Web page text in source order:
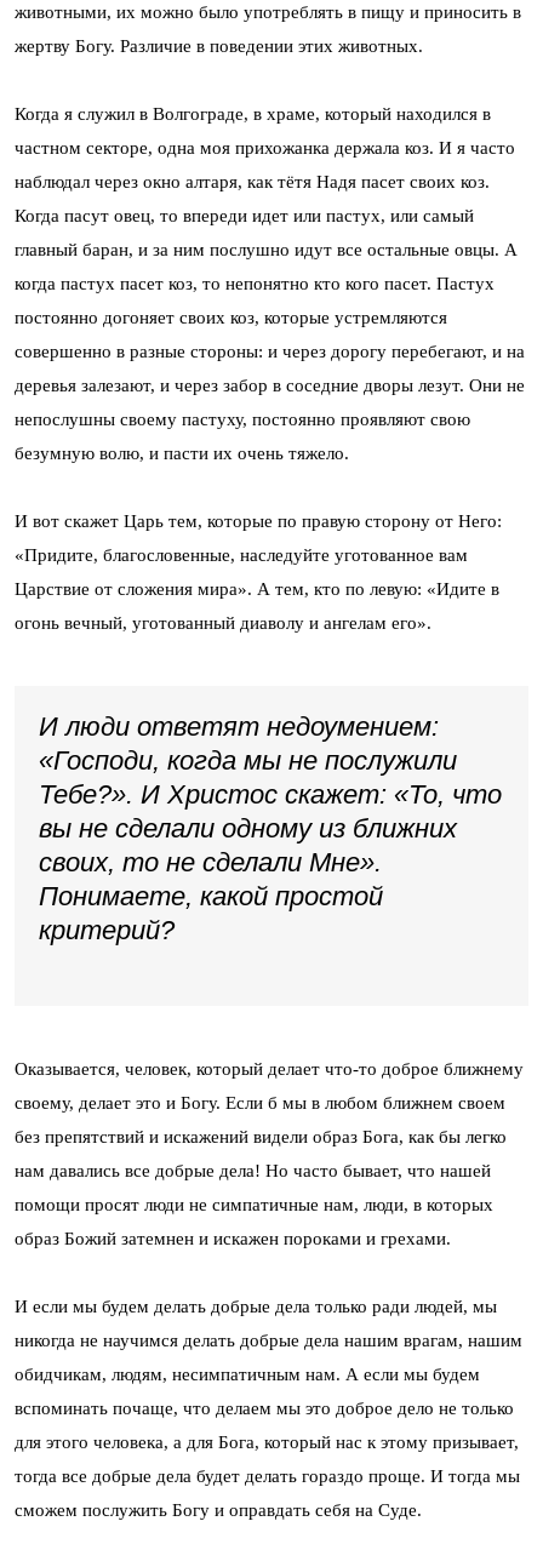
животными, их можно было употреблять в пищу и приносить в
жертву Богу. Различие в поведении этих животных.
Когда я служил в Волгограде, в храме, который находился в
частном секторе, одна моя прихожанка держала коз. И я часто
наблюдал через окно алтаря, как тётя Надя пасет своих коз.
Когда пасут овец, то впереди идет или пастух, или самый
главный баран, и за ним послушно идут все остальные овцы. А
когда пастух пасет коз, то непонятно кто кого пасет. Пастух
постоянно догоняет своих коз, которые устремляются
совершенно в разные стороны: и через дорогу перебегают, и на
деревья залезают, и через забор в соседние дворы лезут. Они не
непослушны своему пастуху, постоянно проявляют свою
безумную волю, и пасти их очень тяжело.
И вот скажет Царь тем, которые по правую сторону от Него:
«Придите, благословенные, наследуйте уготованное вам
Царствие от сложения мира». А тем, кто по левую: «Идите в
огонь вечный, уготованный диаволу и ангелам его».
И люди ответят недоумением:
«Господи, когда мы не послужили
Тебе?». И Христос скажет: «То, что
вы не сделали одному из ближних
своих, то не сделали Мне».
Понимаете, какой простой
критерий?
Оказывается, человек, который делает что-то доброе ближнему
своему, делает это и Богу. Если б мы в любом ближнем своем
без препятствий и искажений видели образ Бога, как бы легко
нам давались все добрые дела! Но часто бывает, что нашей
помощи просят люди не симпатичные нам, люди, в которых
образ Божий затемнен и искажен пороками и грехами.
И если мы будем делать добрые дела только ради людей, мы
никогда не научимся делать добрые дела нашим врагам, нашим
обидчикам, людям, несимпатичным нам. А если мы будем
вспоминать почаще, что делаем мы это доброе дело не только
для этого человека, а для Бога, который нас к этому призывает,
тогда все добрые дела будет делать гораздо проще. И тогда мы
сможем послужить Богу и оправдать себя на Суде.